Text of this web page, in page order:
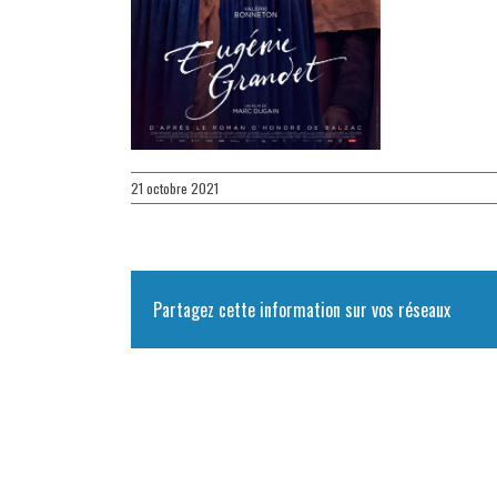
21 octobre 2021
Partagez cette information sur vos réseaux